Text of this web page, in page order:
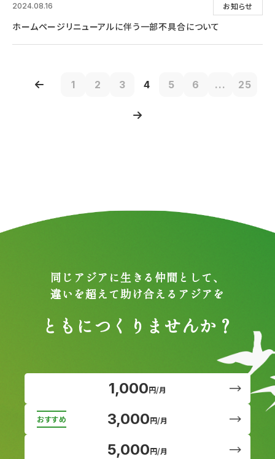
お知らせ
2024.08.16
ホームページリニューアルに伴う一部不具合について
1 2 3 4 5 6 ... 25
同じアジアに生きる仲間として、
違いを超えて助け合えるアジアを
ともにつくりませんか？
1,000円/月
3,000円/月
5,000円/月